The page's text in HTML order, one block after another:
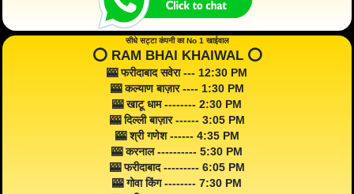
सीधे सट्टा कंपनी का No 1 खाईवाल
⭕️ RAM BHAI KHAIWAL ⭕️
🎰 फरीदाबाद सवेरा --- 12:30 PM
🎰 कल्याण बाज़ार ---- 1:30 PM
🎰 खाटू धाम -------- 2:30 PM
🎰 दिल्ली बाज़ार ------ 3:05 PM
🎰 श्री गणेश ------ 4:35 PM
🎰 करनाल ---------- 5:30 PM
🎰 फरीदाबाद --------- 6:05 PM
🎰 गोवा किंग -------- 7:30 PM